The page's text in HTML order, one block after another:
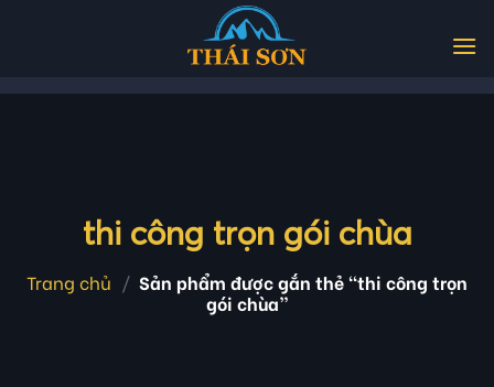
thi công trọn gói chùa
Trang chủ / Sản phẩm được gắn thẻ “thi công trọn
gói chùa”